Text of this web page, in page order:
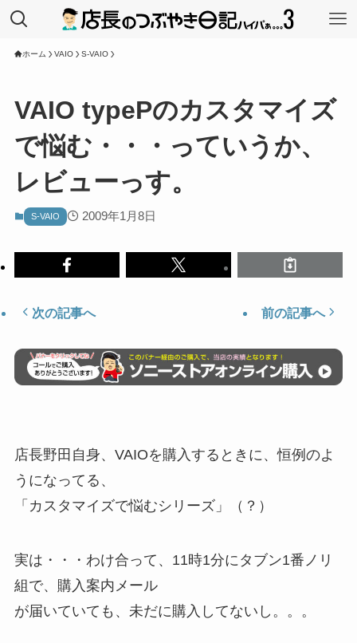
ホーム VAIO S-VAIO
VAIO typePのカスタマイズ
で悩む・・・っていうか、
レビューっす。
S-VAIO 2009年1月8日
次の記事へ 前の記事へ
店長野田自身、VAIOを購入するときに、恒例のよ
うになってる、
「カスタマイズで悩むシリーズ」（？）
実は・・・わけ合って、11時1分にタブン1番ノリ
組で、購入案内メール
が届いていても、未だに購入してないし。。。